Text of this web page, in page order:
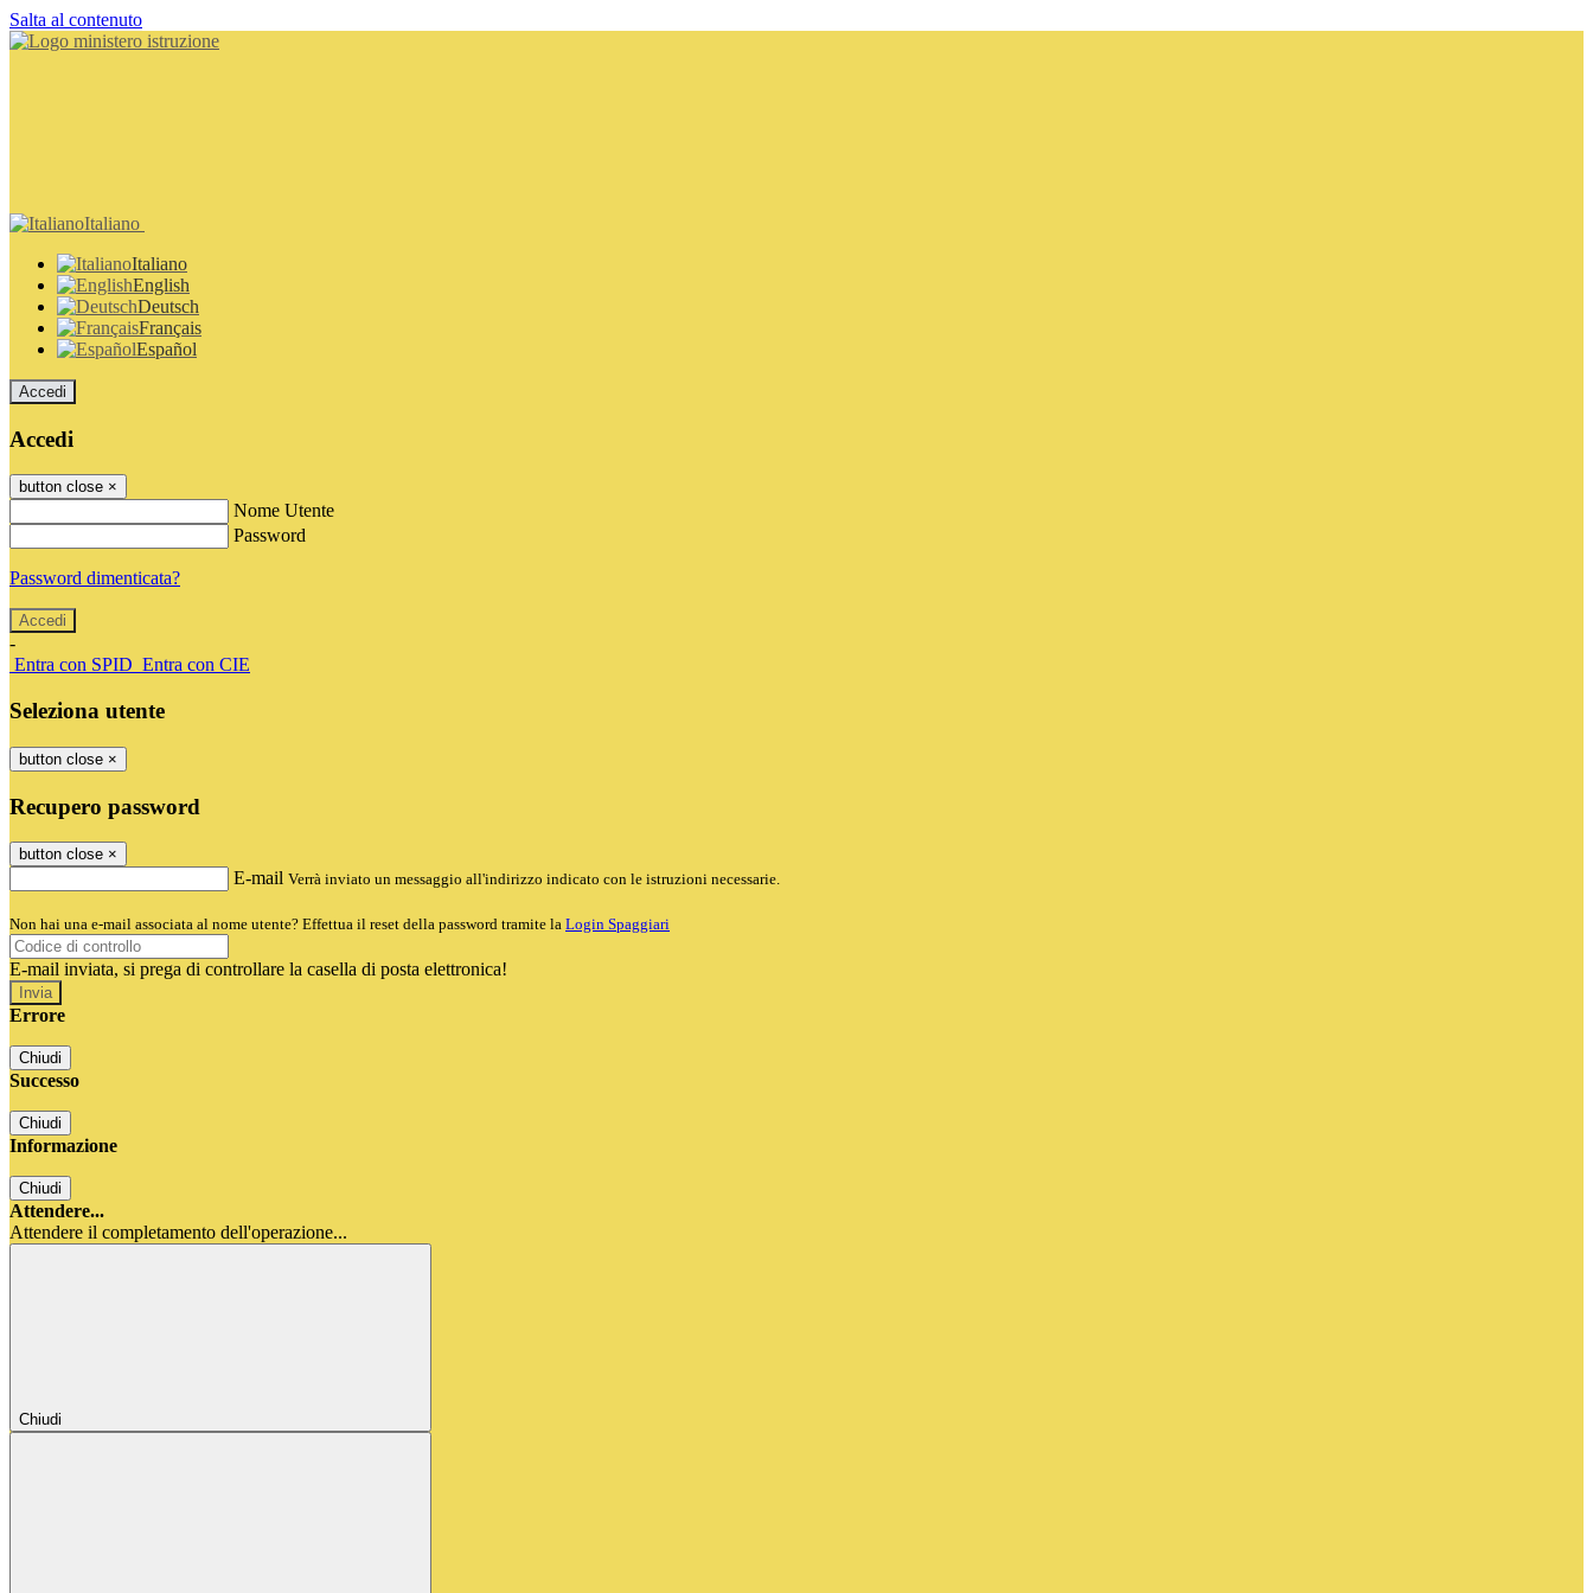
Salta al contenuto
Italiano
Italiano
English
Deutsch
Français
Español
Accedi
Accedi
button close ×
Nome Utente
Password
Password dimenticata?
-
Entra con SPID Entra con CIE
Seleziona utente
button close ×
Recupero password
button close ×
E-mail Verrà inviato un messaggio all'indirizzo indicato con le istruzioni necessarie.
Non hai una e-mail associata al nome utente? Effettua il reset della password tramite la Login Spaggiari
E-mail inviata, si prega di controllare la casella di posta elettronica!
Errore
Chiudi
Successo
Chiudi
Informazione
Chiudi
Attendere...
Attendere il completamento dell'operazione...
Chiudi